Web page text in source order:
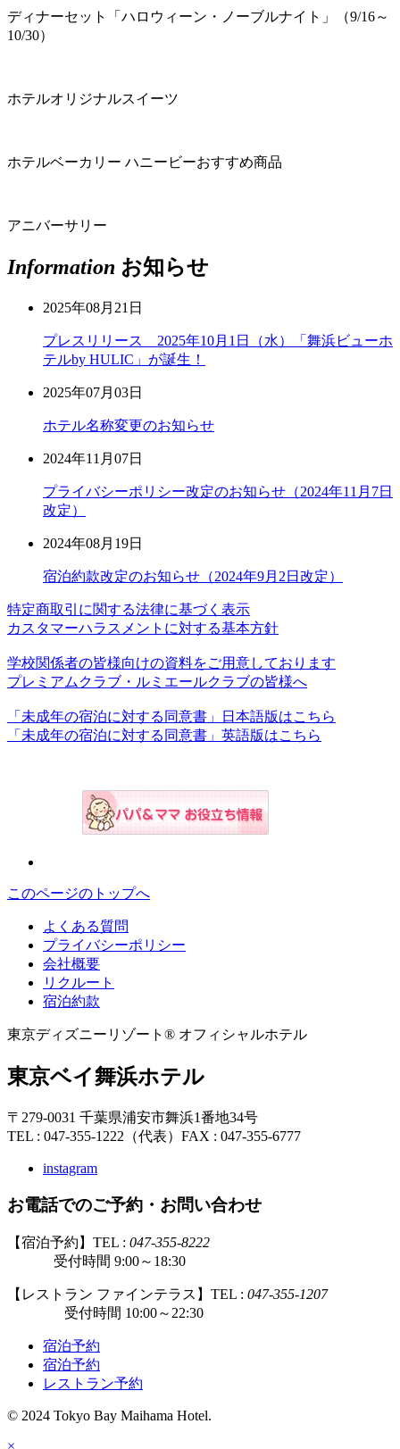
ディナーセット「ハロウィーン・ノーブルナイト」（9/16～
10/30）
ホテルオリジナルスイーツ
ホテルベーカリー ハニービーおすすめ商品
アニバーサリー
Information お知らせ
2025年08月21日
プレスリリース 2025年10月1日（水）「舞浜ビューホ
テルby HULIC」が誕生！
2025年07月03日
ホテル名称変更のお知らせ
2024年11月07日
プライバシーポリシー改定のお知らせ（2024年11月7日
改定）
2024年08月19日
宿泊約款改定のお知らせ（2024年9月2日改定）
特定商取引に関する法律に基づく表示
カスタマーハラスメントに対する基本方針
学校関係者の皆様向けの資料をご用意しております
プレミアムクラブ・ルミエールクラブの皆様へ
「未成年の宿泊に対する同意書」日本語版はこちら
「未成年の宿泊に対する同意書」英語版はこちら
このページのトップへ
よくある質問
プライバシーポリシー
会社概要
リクルート
宿泊約款
東京ディズニーリゾート® オフィシャルホテル
東京ベイ舞浜ホテル
〒279-0031 千葉県浦安市舞浜1番地34号
TEL : 047-355-1222（代表） FAX : 047-355-6777
instagram
お電話でのご予約・お問い合わせ
【宿泊予約】TEL : 047-355-8222
受付時間 9:00～18:30
【レストラン ファインテラス】TEL : 047-355-1207
受付時間 10:00～22:30
宿泊予約
宿泊予約
レストラン予約
© 2024 Tokyo Bay Maihama Hotel.
×